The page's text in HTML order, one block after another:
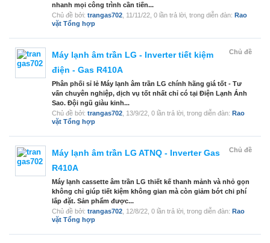
nhanh mọi công trình cần tiến...
Chủ đề bởi: trangas702 11/11/22 , 0 lần trả lời, trong diễn đàn: Rao
vặt Tổng hợp
Chủ đề
Máy lạnh âm trần LG - Inverter tiết kiệm
điện - Gas R410A
Phân phối sỉ lẻ Máy lạnh âm trần LG chính hãng giá tốt - Tư
vấn chuyên nghiệp, dịch vụ tốt nhất chỉ có tại Điện Lạnh Ánh
Sao. Đội ngũ giàu kinh...
Chủ đề bởi: trangas702 13/9/22 , 0 lần trả lời, trong diễn đàn: Rao
vặt Tổng hợp
Chủ đề
Máy lạnh âm trần LG ATNQ - Inverter Gas
R410A
Máy lạnh cassette âm trần LG thiết kế thanh mảnh và nhỏ gọn
không chỉ giúp tiết kiệm không gian mà còn giảm bớt chi phí
lắp đặt. Sản phẩm được...
Chủ đề bởi: trangas702 12/8/22 , 0 lần trả lời, trong diễn đàn: Rao
vặt Tổng hợp